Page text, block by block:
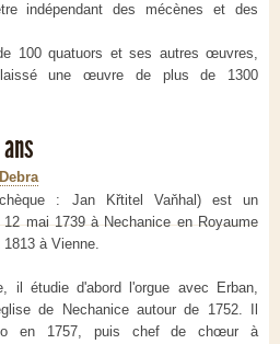
indépendant des mécènes et des
100 quatuors et ses autres œuvres,
une œuvre de plus de 1300
: Jan Křtitel Vaňhal) est un
mai 1739 à Nechanice en Royaume
à Vienne.
il étudie d'abord l'orgue avec Erban,
de Nechanice autour de 1752. Il
en 1757, puis chef de chœur à